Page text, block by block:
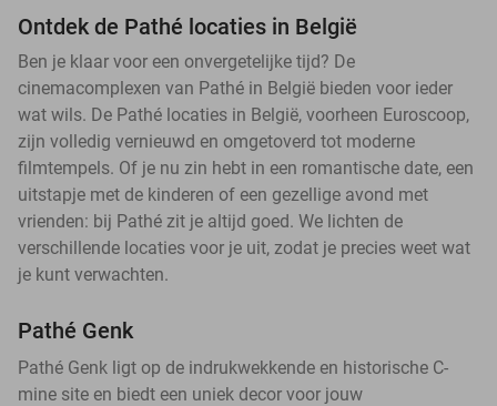
Ontdek de Pathé locaties in België
Ben je klaar voor een onvergetelijke tijd? De
cinemacomplexen van Pathé in België bieden voor ieder
wat wils. De Pathé locaties in België, voorheen Euroscoop,
zijn volledig vernieuwd en omgetoverd tot moderne
filmtempels. Of je nu zin hebt in een romantische date, een
uitstapje met de kinderen of een gezellige avond met
vrienden: bij Pathé zit je altijd goed. We lichten de
verschillende locaties voor je uit, zodat je precies weet wat
je kunt verwachten.
Pathé Genk
Pathé Genk ligt op de indrukwekkende en historische C-
mine site en biedt een uniek decor voor jouw